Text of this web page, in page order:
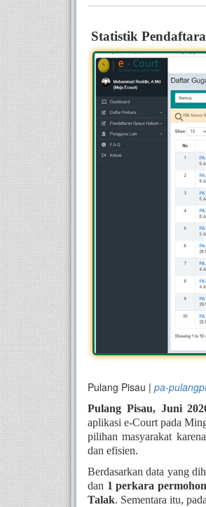
Statistik
Pulang Pisau | pa-
Pulang Pisau, Juni
aplikasi e-Court pada
pilihan masyarakat
dan efisien.
Berdasarkan data yang
dan 1 perkara
Talak. Sementara itu,